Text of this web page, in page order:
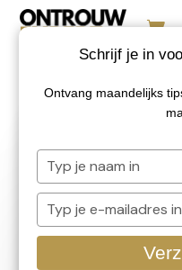
Schrijf je in
Ontvang maandelijks
Typ
je
naam
Typ
je
e-